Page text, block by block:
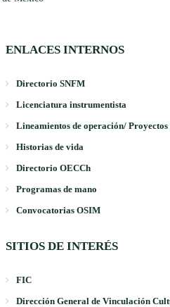
ENLACES INTERNOS
Directorio SNFM
Licenciatura instrumentista
Lineamientos de operación/
Historias de vida
Directorio OECCh
Programas de mano
Convocatorias OSIM
SITIOS DE INTERÉS
FIC
Dirección General de Vinculación